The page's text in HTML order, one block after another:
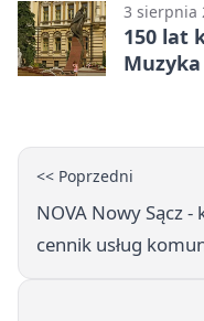
3 sierpnia
150 lat
<< Poprzedni
NOVA Nowy Sącz
cennik usług